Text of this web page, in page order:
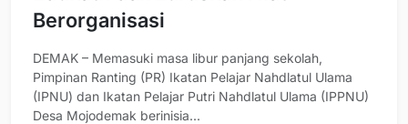
Berorganisasi
DEMAK – Memasuki masa libur panjang sekolah,
Pimpinan Ranting (PR) Ikatan Pelajar Nahdlatul Ulama
(IPNU) dan Ikatan Pelajar Putri Nahdlatul Ulama (IPPNU)
Desa Mojodemak berinisia...